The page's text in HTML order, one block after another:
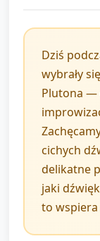
Szumy
(4–5
Dziś
wybrały
Plutona —
cichych
delikatne
jaki
to wspiera